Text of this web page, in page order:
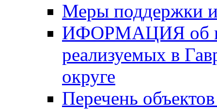
Меры поддержки
ИФОРМАЦИЯ об
реализуемых в
округе
Перечень